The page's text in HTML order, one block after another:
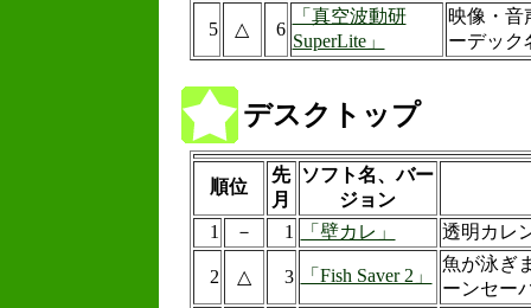
5 △ 6
「真空波動研
SuperLite」
映像・音
ーデック
デスクトップ
順位
先
月
ソフト名、バー
ジョン
1
－ 1 「壁カレ」 透明カレ
2 △ 3 「Fish Saver 2」
魚が泳ぎ
ーンセー